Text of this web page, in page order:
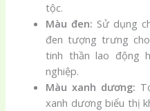
tộc.
Màu đen: Sử dụng
đen tượng trưng
tinh thần lao động
nghiệp.
Màu xanh dương:
xanh dương biểu thị